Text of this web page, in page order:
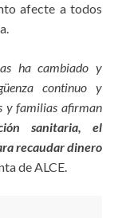
afecte a todos
ha cambiado y
continuo y
y familias afirman
sanitaria, el
recaudar dinero
de ALCE.